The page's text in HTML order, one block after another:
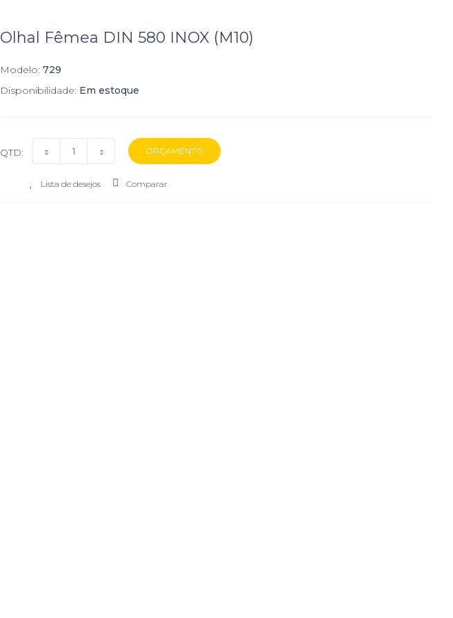
Olhal Fêmea DIN 580 INOX (M10)
Modelo: 729
Disponibilidade: Em estoque
QTD:
Lista de desejos Comparar